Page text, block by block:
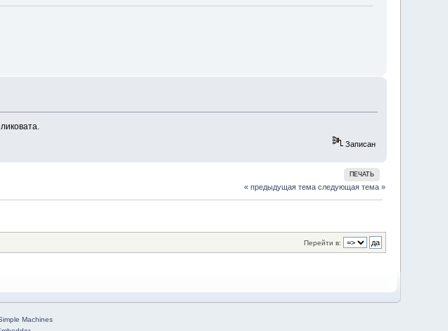
Записан
ПЕЧАТЬ
« предыдущая тема следующая тема »
Перейти в:
Machines